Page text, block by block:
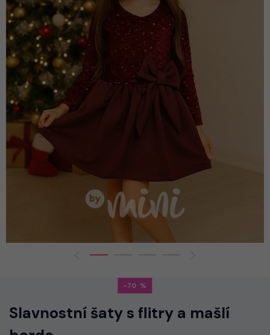
-70
Slavnostní šaty s flitry a mašlí